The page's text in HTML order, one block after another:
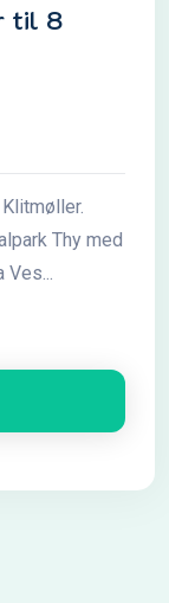
til 8
Thy med
Ves...